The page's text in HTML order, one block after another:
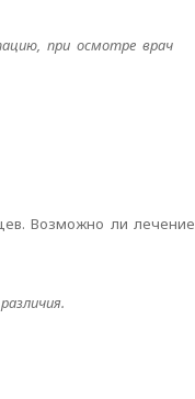
при осмотре врач
Возможно ли лечение